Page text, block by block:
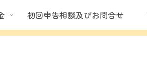
初回申告相談及びお問合せ